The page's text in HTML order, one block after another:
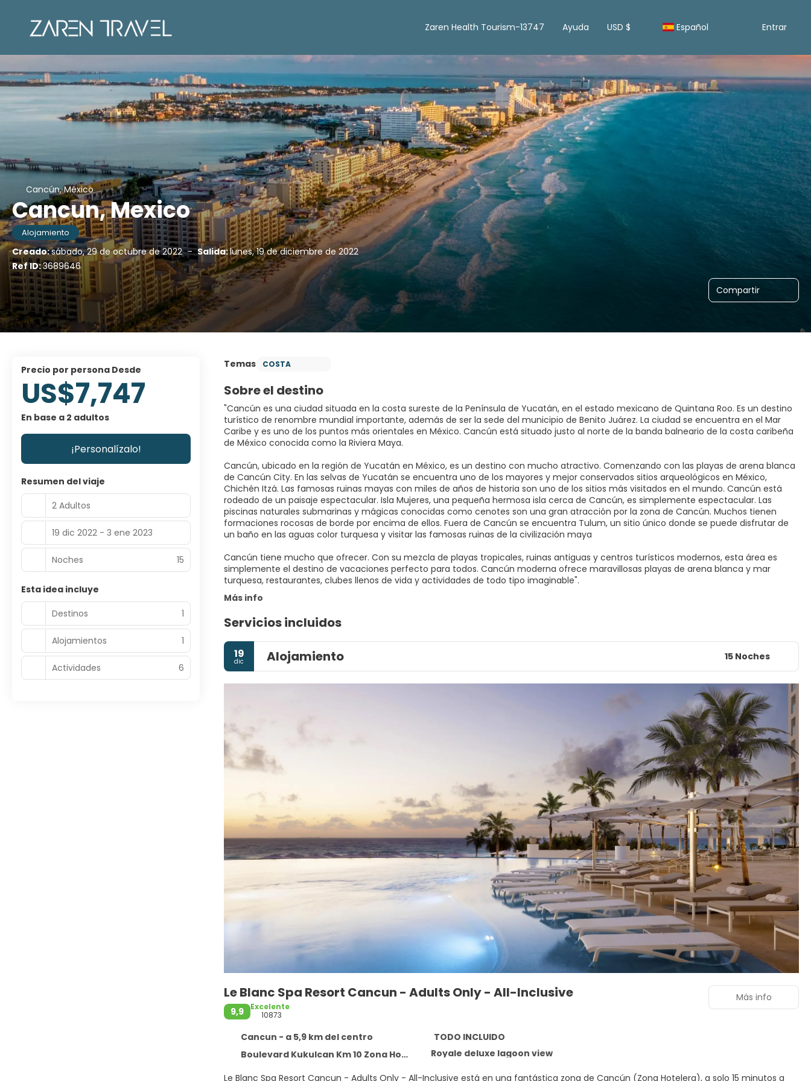
Zaren Health Tourism-13747 Ayuda USD $ Español Entrar
Cancún, México
Cancun, Mexico
Alojamiento
Creado:sábado, 29 de octubre de 2022 - Salida:lunes, 19 de diciembre de 2022
Ref ID:3689646
Compartir
Temas COSTA
Sobre el destino
"Cancún es una ciudad situada en la costa sureste de la Península de Yucatán, en el estado mexicano de Quintana Roo. Es un destino
turístico de renombre mundial importante, además de ser la sede del municipio de Benito Juárez. La ciudad se encuentra en el Mar
Caribe y es uno de los puntos más orientales en México. Cancún está situado justo al norte de la banda balneario de la costa caribeña
de México conocida como la Riviera Maya.
Cancún, ubicado en la región de Yucatán en México, es un destino con mucho atractivo. Comenzando con las playas de arena blanca
de Cancún City. En las selvas de Yucatán se encuentra uno de los mayores y mejor conservados sitios arqueológicos en México,
Chichén Itzá. Las famosas ruinas mayas con miles de años de historia son uno de los sitios más visitados en el mundo. Cancún está
rodeado de un paisaje espectacular. Isla Mujeres, una pequeña hermosa isla cerca de Cancún, es simplemente espectacular. Las
piscinas naturales submarinas y mágicas conocidas como cenotes son una gran atracción por la zona de Cancún. Muchos tienen
formaciones rocosas de borde por encima de ellos. Fuera de Cancún se encuentra Tulum, un sitio único donde se puede disfrutar de
un baño en las aguas color turquesa y visitar las famosas ruinas de la civilización maya
Cancún tiene mucho que ofrecer. Con su mezcla de playas tropicales, ruinas antiguas y centros turísticos modernos, esta área es
simplemente el destino de vacaciones perfecto para todos. Cancún moderna ofrece maravillosas playas de arena blanca y mar
Más info
Servicios incluidos
19
dic Alojamiento 15 Noches
Le Blanc Spa Resort Cancun - Adults Only - All-Inclusive
9,9
Excelente
10873
Cancun - a 5,9 km del centro
TODO INCLUIDO
Boulevard Kukulcan Km 10 Zona Hotelera, Cancun 77500
Royale deluxe lagoon view
Le Blanc Spa Resort Cancun - Adults Only - All-Inclusive está en una fantástica zona de Cancún (Zona Hotelera), a solo 15 minutos a
Más info
precio por persona Desde
US$7,747
En base a 2 adultos
¡Personalízalo!
Resumen del viaje
2 Adultos
19 dic 2022 - 3 ene 2023
Noches 15
Esta idea incluye
Destinos
1
Alojamientos 1
Actividades 6